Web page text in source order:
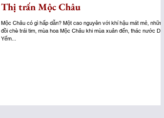
Thị trấn Mộc Châu
Mộc Châu có gì hấp dẫn? Một cao nguyên với khí hậu mát mẻ, những
đồi chè trái tim, mùa hoa Mộc Châu khi mùa xuân đến, thác nước Dải
Yếm...